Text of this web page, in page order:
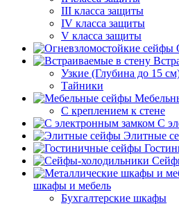
III класса защиты
IV класса защиты
V класса защиты
Узкие (Глубина до 15
Тайники
С креплением к стене
С
Элитные
шкафы и мебель
Бухгалтерские шкафы